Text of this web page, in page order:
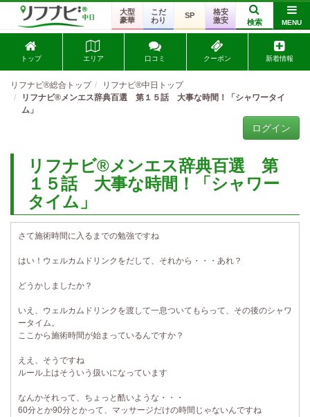
大型
豪華
こだ
わり
SP
格安
激安
検索 MENU
トップ エリア 口コミ クーポン 新着情報
リフナビ®総合トップ
リフナビ®中日トップ
リフナビ®メンエス辞典百選 第１５話 大事な時間！「シャワータイ
ム」
ログイン
リフナビ®メンエス辞典百選 第
１５話 大事な時間！「シャワー
タイム」
さて施術時間に入るまでの勉強ですね
はい！ウェルカムドリンクをだして、それから・・・あれ？
どうかしましたか？
いえ、ウェルカムドリンクを渡して一息ついてもらって、その後のシャワ
ータイム。
ここから施術時間が始まっているんですか？
ええ、そうですね
ルール上はそういう扱いになっています
なんかそれって、ちょっと酷いような・・・
60分とか90分とかって、マッサージだけの時間じゃないんですね